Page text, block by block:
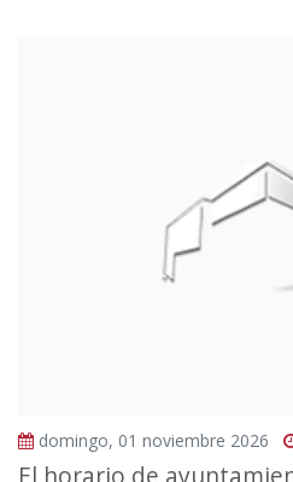
domingo, 01 noviembre 2026
El horario de